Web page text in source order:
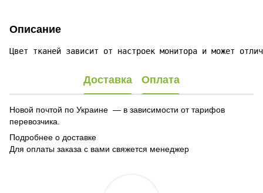
Описание
Цвет тканей зависит от настроек монитора и может
Доставка Оплата
Новой почтой по Украине — в зависимости от тарифов
перевозчика.
Подробнее о доставке
Для оплаты заказа с вами свяжется менеджер